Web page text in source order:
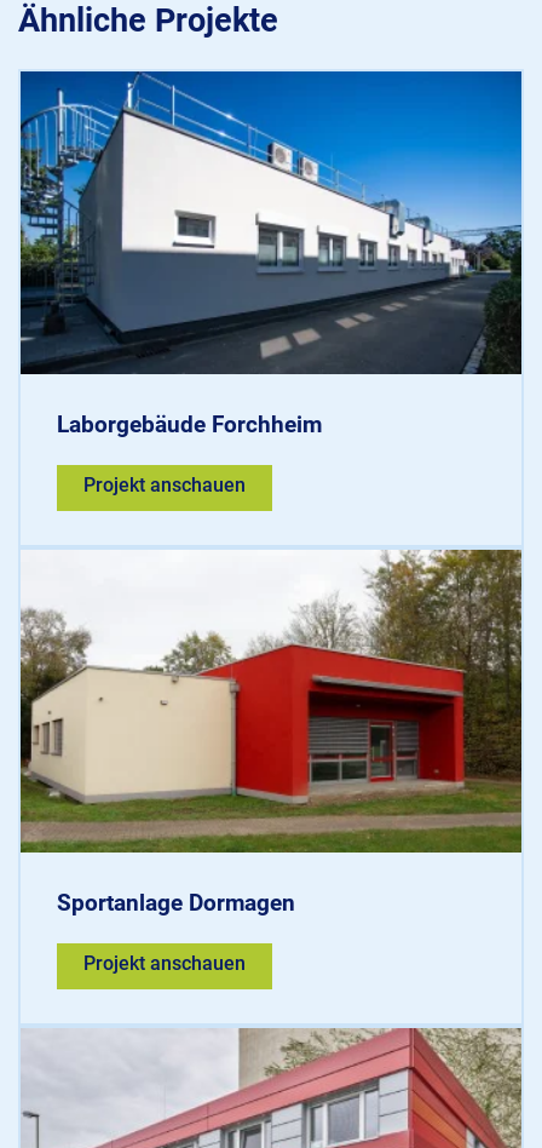
Ähnliche Projekte
Laborgebäude Forchheim
Projekt anschauen
Sportanlage Dormagen
Projekt anschauen